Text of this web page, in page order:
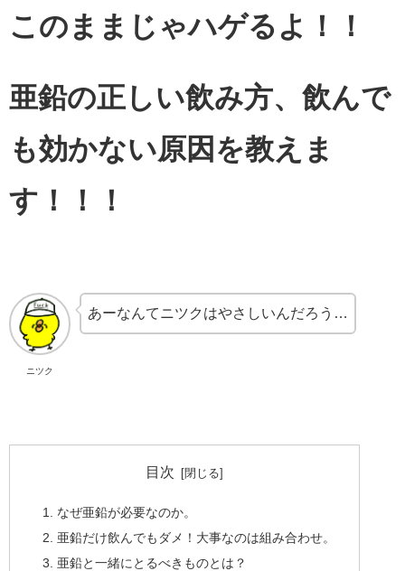
このままじゃハゲるよ！！
亜鉛の正しい飲み方、飲んで
も効かない原因を教えま
す！！！
ニツク
あーなんてニツクはやさしいんだろう…
目次
なぜ亜鉛が必要なのか。
亜鉛だけ飲んでもダメ！大事なのは組み合わせ。
亜鉛と一緒にとるべきものとは？